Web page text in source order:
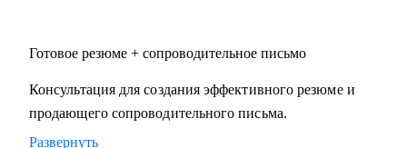
• Фешн и бьюти
• Спорт
• GR и внешняя политика
Готовое резюме + сопроводительное письмо
Консультация для создания эффективного резюме и
продающего сопроводительного письма.
Развернуть